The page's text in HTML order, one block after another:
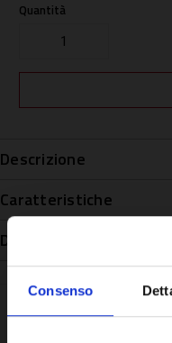
Consenso
Quantità
Descrizione
Caratteristiche
Disponibilità